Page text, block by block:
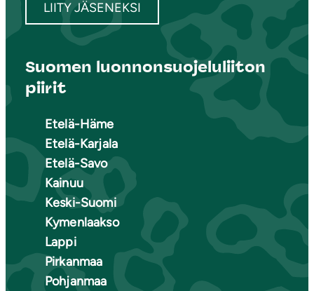
LIITY JÄSENEKSI
Suomen luonnonsuojeluliiton
piirit
Etelä-Häme
Etelä-Karjala
Etelä-Savo
Kainuu
Keski-Suomi
Kymenlaakso
Lappi
Pirkanmaa
Pohjanmaa